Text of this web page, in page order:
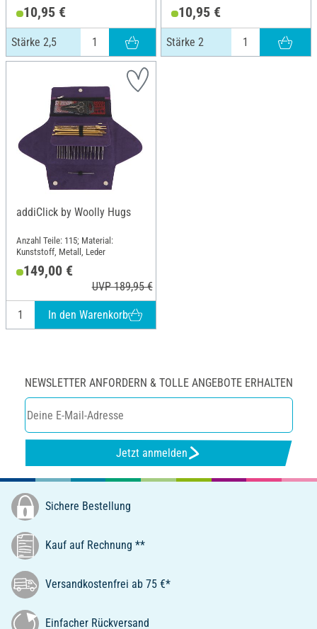
10,95 €
Stärke 2,5
10,95 €
Stärke 2
addiClick by Woolly Hugs
Anzahl Teile: 115; Material:
Kunststoff, Metall, Leder
149,00 €
UVP 189,95 €
In den Warenkorb
NEWSLETTER ANFORDERN & TOLLE ANGEBOTE ERHALTEN
Jetzt anmelden
Sichere Bestellung
Kauf auf Rechnung **
Versandkostenfrei ab 75 €*
Einfacher Rückversand